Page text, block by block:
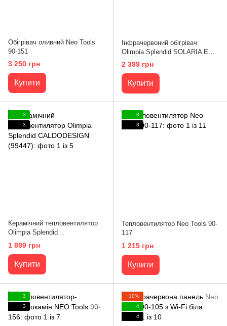
Обігрівач оливний Neo Tools
90-151
3 250 грн
Купити
Інфрачервоний обігрівач
Olimpia Splendid SOLARIA EVO
S (99396)
2 399 грн
Купити
3
3
Керамічний тепловентилятор
Olimpia Splendid
CALDODESIGN (99447)
1 899 грн
Купити
3
3
Тепловентилятор Neo Tools 90-
117
1 215 грн
Купити
3
3
−10%
4
4